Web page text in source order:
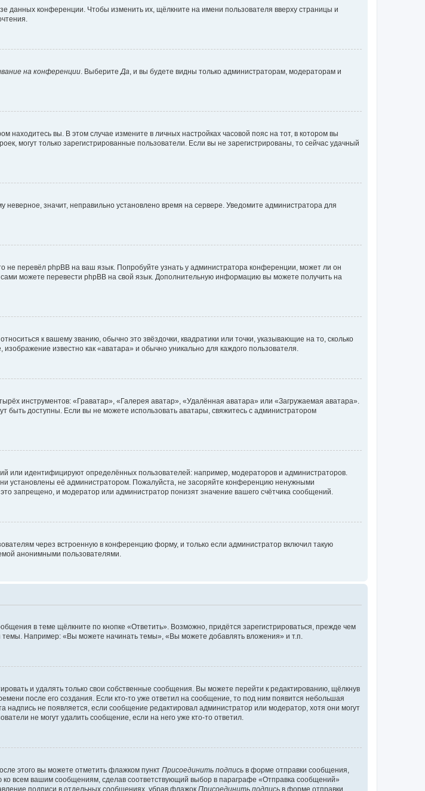
данных конференции. Чтобы изменить их, щёлкните на имени пользователя вверху страницы и
на конференции. ВыберитеДа, и вы будете видны только администраторам, модераторам и
находитесь вы. В этом случае измените в личных настройках часовой пояс на тот, в котором вы
могут только зарегистрированные пользователи. Если вы не зарегистрированы, то сейчас удачный
значит, неправильно установлено время на сервере. Уведомите администратора для
перевёл phpBB на ваш язык. Попробуйте узнать у администратора конференции, может ли он
сами можете перевести phpBB на свой язык. Дополнительную информацию вы можете получить на
к вашему званию, обычно это звёздочки, квадратики или точки, указывающие на то, сколько
известно как «аватара» и обычно уникально для каждого пользователя.
инструментов: «Граватар», «Галерея аватар», «Удалённая аватара» или «Загружаемая аватара».
быть доступны. Если вы не можете использовать аватары, свяжитесь с администратором
идентифицируют определённых пользователей: например, модераторов и администраторов.
установлены её администратором. Пожалуйста, не засоряйте конференцию ненужными
запрещено, и модератор или администратор понизят значение вашего счётчика сообщений.
через встроенную в конференцию форму, и только если администратор включил такую
анонимными пользователями.
в теме щёлкните по кнопке «Ответить». Возможно, придётся зарегистрироваться, прежде чем
Например: «Вы можете начинать темы», «Вы можете добавлять вложения» и т.п.
и удалять только свои собственные сообщения. Вы можете перейти к редактированию, щёлкнув
после его создания. Если кто-то уже ответил на сообщение, то под ним появится небольшая
надпись не появляется, если сообщение редактировал администратор или модератор, хотя они могут
не могут удалить сообщение, если на него уже кто-то ответил.
этого вы можете отметить флажком пункт Присоединить подпись в форме отправки сообщения,
всем вашим сообщениям, сделав соответствующий выбор в параграфе «Отправка сообщений»
подписи в отдельных сообщениях, убрав флажок Присоединить подпись в форме отправки